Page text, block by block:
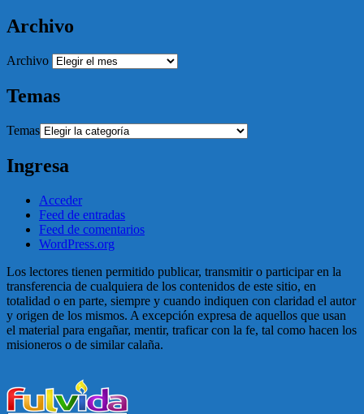
Archivo
Archivo
Temas
Temas
Ingresa
Acceder
Feed de entradas
Feed de comentarios
WordPress.org
Los lectores tienen permitido publicar, transmitir o participar en la
transferencia de cualquiera de los contenidos de este sitio, en
totalidad o en parte, siempre y cuando indiquen con claridad el autor
y origen de los mismos. A excepción expresa de aquellos que usan
el material para engañar, mentir, traficar con la fe, tal como hacen los
misioneros o de similar calaña.